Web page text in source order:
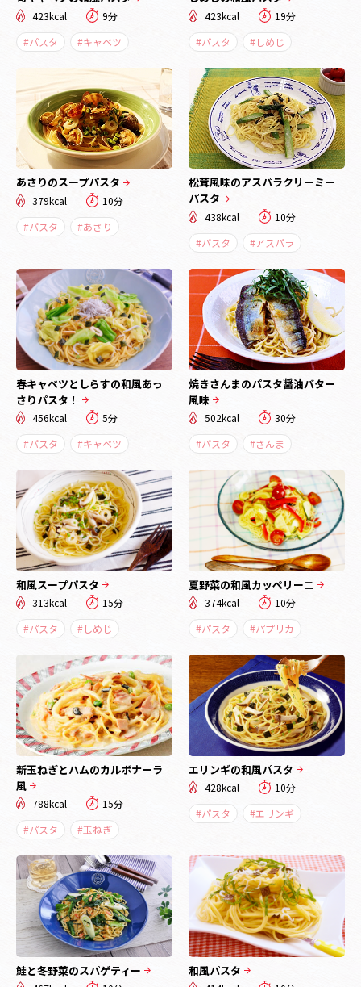
423kcal
9分
#パスタ
#キャベツ
423kcal
19分
#パスタ
#しめじ
あさりのスープパスタ
379kcal
10分
#パスタ
#あさり
松茸風味のアスパラクリーミー
パスタ
438kcal
10分
#パスタ
#アスパラ
春キャベツとしらすの和風あっ
さりパスタ！
456kcal
5分
#パスタ
#キャベツ
焼きさんまのパスタ醤油バター
風味
502kcal
30分
#パスタ
#さんま
和風スープパスタ
313kcal
15分
#パスタ
#しめじ
夏野菜の和風カッペリーニ
374kcal
10分
#パスタ
#パプリカ
新玉ねぎとハムのカルボナーラ
風
788kcal
15分
#パスタ
#玉ねぎ
エリンギの和風パスタ
428kcal
10分
#パスタ
#エリンギ
鮭と冬野菜のスパゲティー 和風パスタ